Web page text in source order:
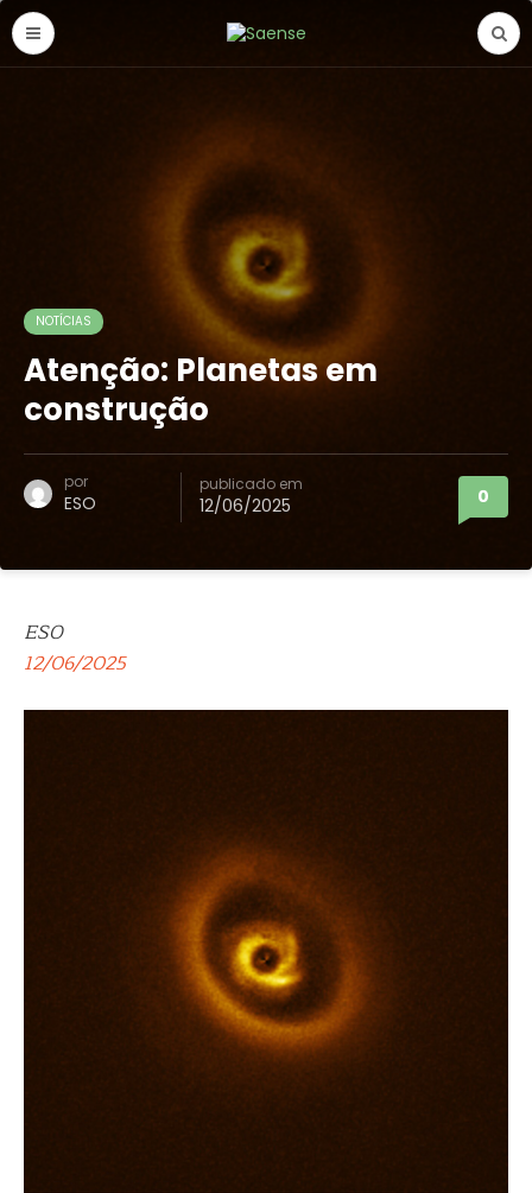
NOTÍCIAS
Atenção: Planetas em
construção
por
ESO
publicado em
12/06/2025 0
ESO
12/06/2025